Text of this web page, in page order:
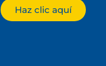
Haz clic aquí